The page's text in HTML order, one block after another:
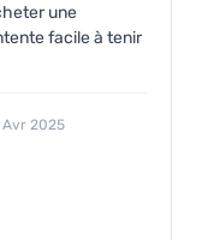
une
facile à tenir
Avr 2025